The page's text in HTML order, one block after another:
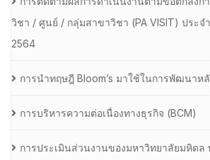
วิชา / ศูนย์ / กลุ่มสาขาวิชา (PA VISIT) ประจ
2564
การนำทฤษฎี Bloom’s มาใช้ในการพัฒนาห
การบริหารความต่อเนื่องทางธุรกิจ (BCM)
การประเมินส่วนงานของมหาวิทยาลัยมหิดล